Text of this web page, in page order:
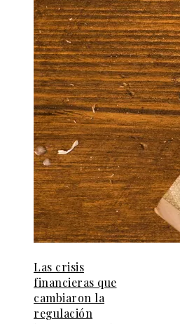
Las crisis
financieras que
cambiaron la
regulación